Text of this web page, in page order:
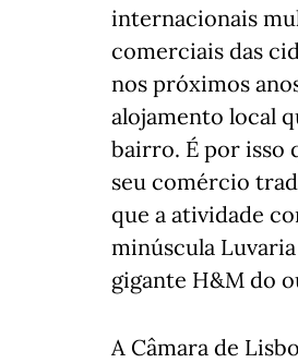
internacionais
comerciais das
nos próximos
alojamento local
bairro. É por isso
seu comércio
que a atividade
minúscula
gigante H&M do
A Câmara de